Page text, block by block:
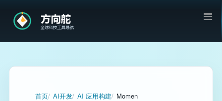
首页 AI开发 AI 应用构建 Momen